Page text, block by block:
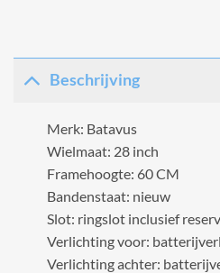
Beschrijving
Merk: Batavus
Wielmaat: 28 inch
Framehoogte: 60 CM
Bandenstaat: nieuw
Slot: ringslot inclusief
Verlichting voor:
Verlichting achter: